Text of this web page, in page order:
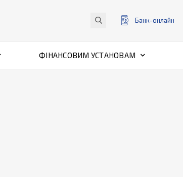
Банк-онлайн
ФІНАНСОВИМ УСТАНОВАМ